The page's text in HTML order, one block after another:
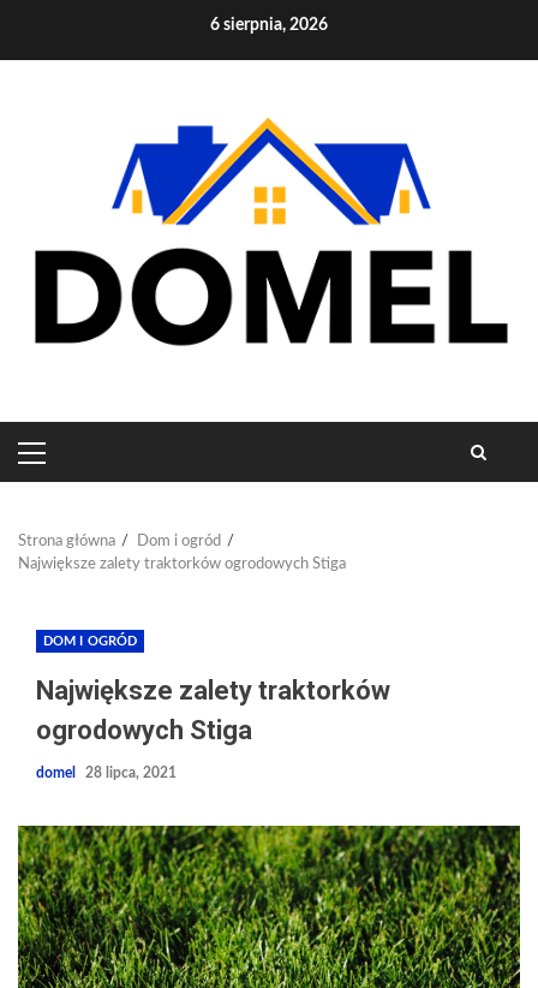
6 sierpnia, 2026
PRIMARY
MENU
Strona główna
Dom i ogród
Największe zalety traktorków ogrodowych Stiga
DOM I OGRÓD
Największe zalety traktorków
ogrodowych Stiga
domel 28 lipca, 2021